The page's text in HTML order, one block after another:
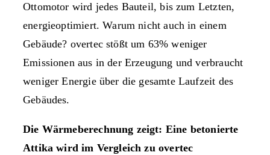
Ottomotor wird jedes Bauteil, bis zum Letzten,
energieoptimiert. Warum nicht auch in einem
Gebäude? overtec stößt um 63% weniger
Emissionen aus in der Erzeugung und verbraucht
weniger Energie über die gesamte Laufzeit des
Gebäudes.
Die Wärmeberechnung zeigt: Eine betonierte
Attika wird im Vergleich zu overtec